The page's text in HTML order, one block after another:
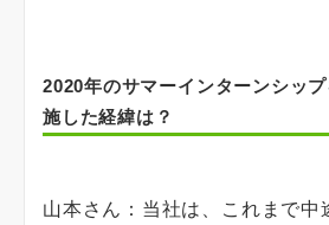
2020年のサマーインターンシッ
施した経緯は？
山本さん：当社は、これまで中